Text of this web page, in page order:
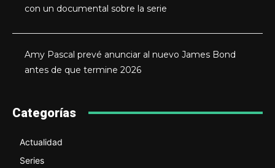
con un documental sobre la serie
Amy Pascal prevé anunciar al nuevo James Bond
antes de que termine 2026
Categorías
Actualidad
Series